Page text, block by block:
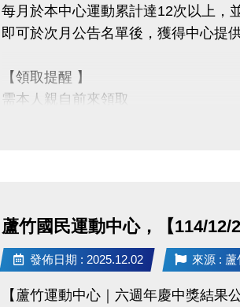
每月於本中心運動累計達12次以上，
即可於次月公告名單後，獲得中心提
【領取提醒 】
需本人親自前來領取
桃園市蘆竹國民運動中心
洽詢專線：03-2639066 #112 (客服
官網 : https://www.lzsports.com.tw/
FB : 桃園市蘆竹國民運動中心
蘆竹國民運動中心，【114/12/
發佈日期 : 2025.12.02 來源 :
【蘆竹運動中心｜六週年慶中獎結果公